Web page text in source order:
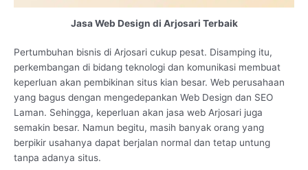
Jasa Web Design di Arjosari Terbaik
Pertumbuhan bisnis di Arjosari cukup pesat. Disamping itu,
perkembangan di bidang teknologi dan komunikasi membuat
keperluan akan pembikinan situs kian besar. Web perusahaan
yang bagus dengan mengedepankan Web Design dan SEO
Laman. Sehingga, keperluan akan jasa web Arjosari juga
semakin besar. Namun begitu, masih banyak orang yang
berpikir usahanya dapat berjalan normal dan tetap untung
tanpa adanya situs.